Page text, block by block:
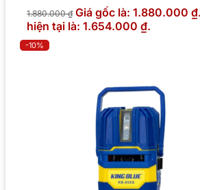
1.880.000₫ Giá gốc là: 1.880.000 ₫.
hiện tại là: 1.654.000 ₫.
-10%